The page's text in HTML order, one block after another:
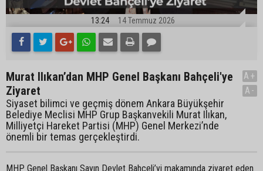
13:24 14 Temmuz 2026
Murat Ilıkan’dan MHP Genel Başkanı Bahçeli'ye
Ziyaret
Siyaset bilimci ve geçmiş dönem Ankara Büyükşehir
Belediye Meclisi MHP Grup Başkanvekili Murat Ilıkan,
Milliyetçi Hareket Partisi (MHP) Genel Merkezi’nde
önemli bir temas gerçekleştirdi.
A+
A-
MHP Genel Başkanı Sayın Devlet Bahçeli’yi makamında ziyaret eden